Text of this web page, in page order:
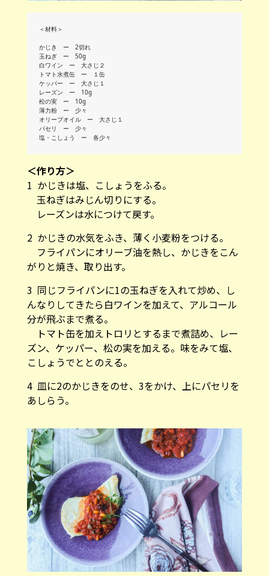
＜材料＞
かじき ー 2切れ
玉ねぎ ー 50g
白ワイン ー 大さじ２
トマト水煮缶 ー １缶
ケッパー ー 大さじ１
レーズン ー 10g
松の実 ー 10g
薄力粉 ー 少々
オリーブオイル ー 大さじ１
パセリ ー 少々
塩・こしょう ー 各少々
＜作り方＞
1 かじきは塩、こしょうをふる。
玉ねぎはみじん切りにする。
レーズンは水につけて戻す。
2 かじきの水気をふき、薄く小麦粉をつける。
フライパンにオリーブ油を熱し、かじきをこん
がりと焼き、取り出す。
3 同じフライパンに1の玉ねぎを入れて炒め、し
んなりしてきたら白ワインを加えて、アルコール
分が飛ぶまで煮る。
トマト缶を加えトロリとするまで煮詰め、レー
ズン、ケッパー、松の実を加える。味をみて塩、
こしょうでととのえる。
4 皿に2のかじきをのせ、3をかけ、上にパセリを
あしらう。